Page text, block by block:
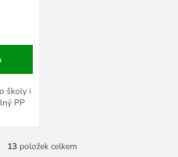
školy i
PP
O
13položek celkem